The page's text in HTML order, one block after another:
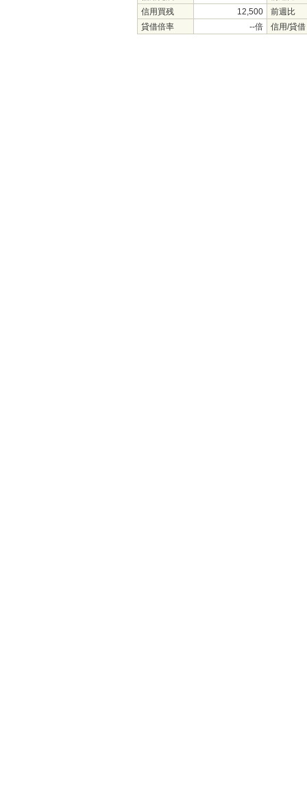
信用買残
12,500
前週比
貸借倍率
--倍 信用/貸借